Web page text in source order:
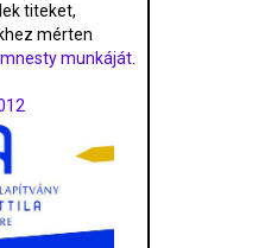
titeket,
mérten
munkáját.